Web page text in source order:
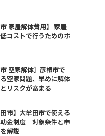
市 家屋解体費用】 家屋
コストで行うためのポ
市 空家解体】彦根市で
空家問題、早めに解体
リスクが高まる
田市】大牟田市で使える
金制度｜対象条件と申
解説